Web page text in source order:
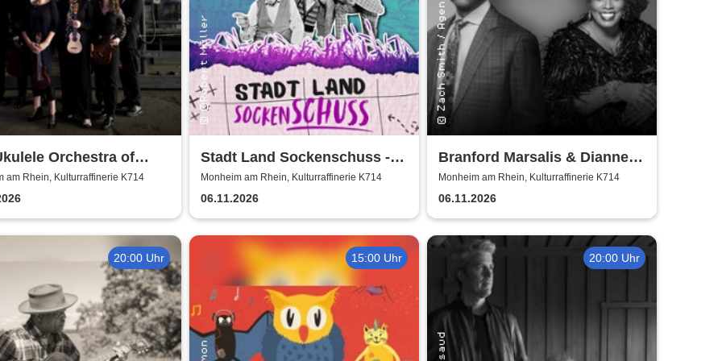
Orchestra of
Britain
am Rhein, Kulturraffinerie K714
Stadt Land Sockenschuss -
Kabarett-Theater Distel
Monheim am Rhein, Kulturraffinerie K714
06.11.2026
Branford Marsalis & Dianne
Reeves celebrate John
Coltrane
Monheim am Rhein, Kulturraffinerie K714
06.11.2026
20:00 Uhr 15:00 Uhr 20:00 Uhr